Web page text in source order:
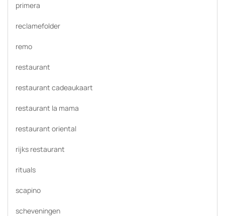
primera
reclamefolder
remo
restaurant
restaurant cadeaukaart
restaurant la mama
restaurant oriental
rijks restaurant
rituals
scapino
scheveningen